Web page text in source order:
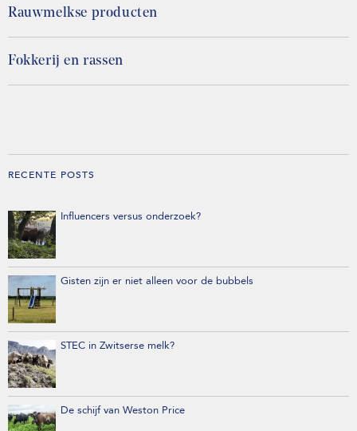
Rauwmelkse producten
Fokkerij en rassen
RECENTE POSTS
Influencers versus onderzoek?
Gisten zijn er niet alleen voor de bubbels
STEC in Zwitserse melk?
De schijf van Weston Price